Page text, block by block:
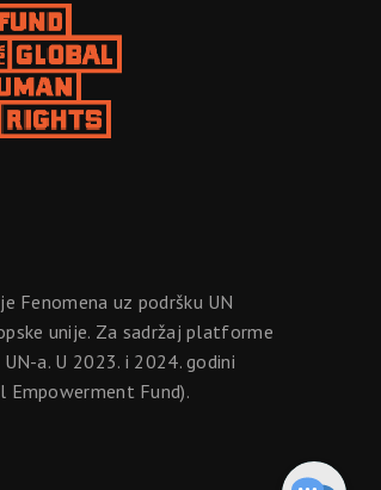
Fenomena uz podršku UN
unije. Za sadržaj platforme
a. U 2023. i 2024. godini
Empowerment Fund).